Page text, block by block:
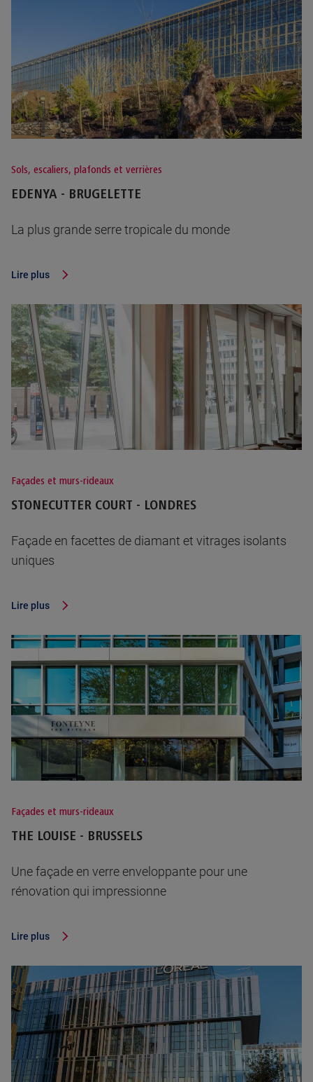
Sols, escaliers, plafonds et verrières
EDENYA - BRUGELETTE
La plus grande serre tropicale du monde
Lire plus
Façades et murs-rideaux
STONECUTTER COURT - LONDRES
Façade en facettes de diamant et vitrages isolants
uniques
Lire plus
Façades et murs-rideaux
THE LOUISE - BRUSSELS
Une façade en verre enveloppante pour une
rénovation qui impressionne
Lire plus